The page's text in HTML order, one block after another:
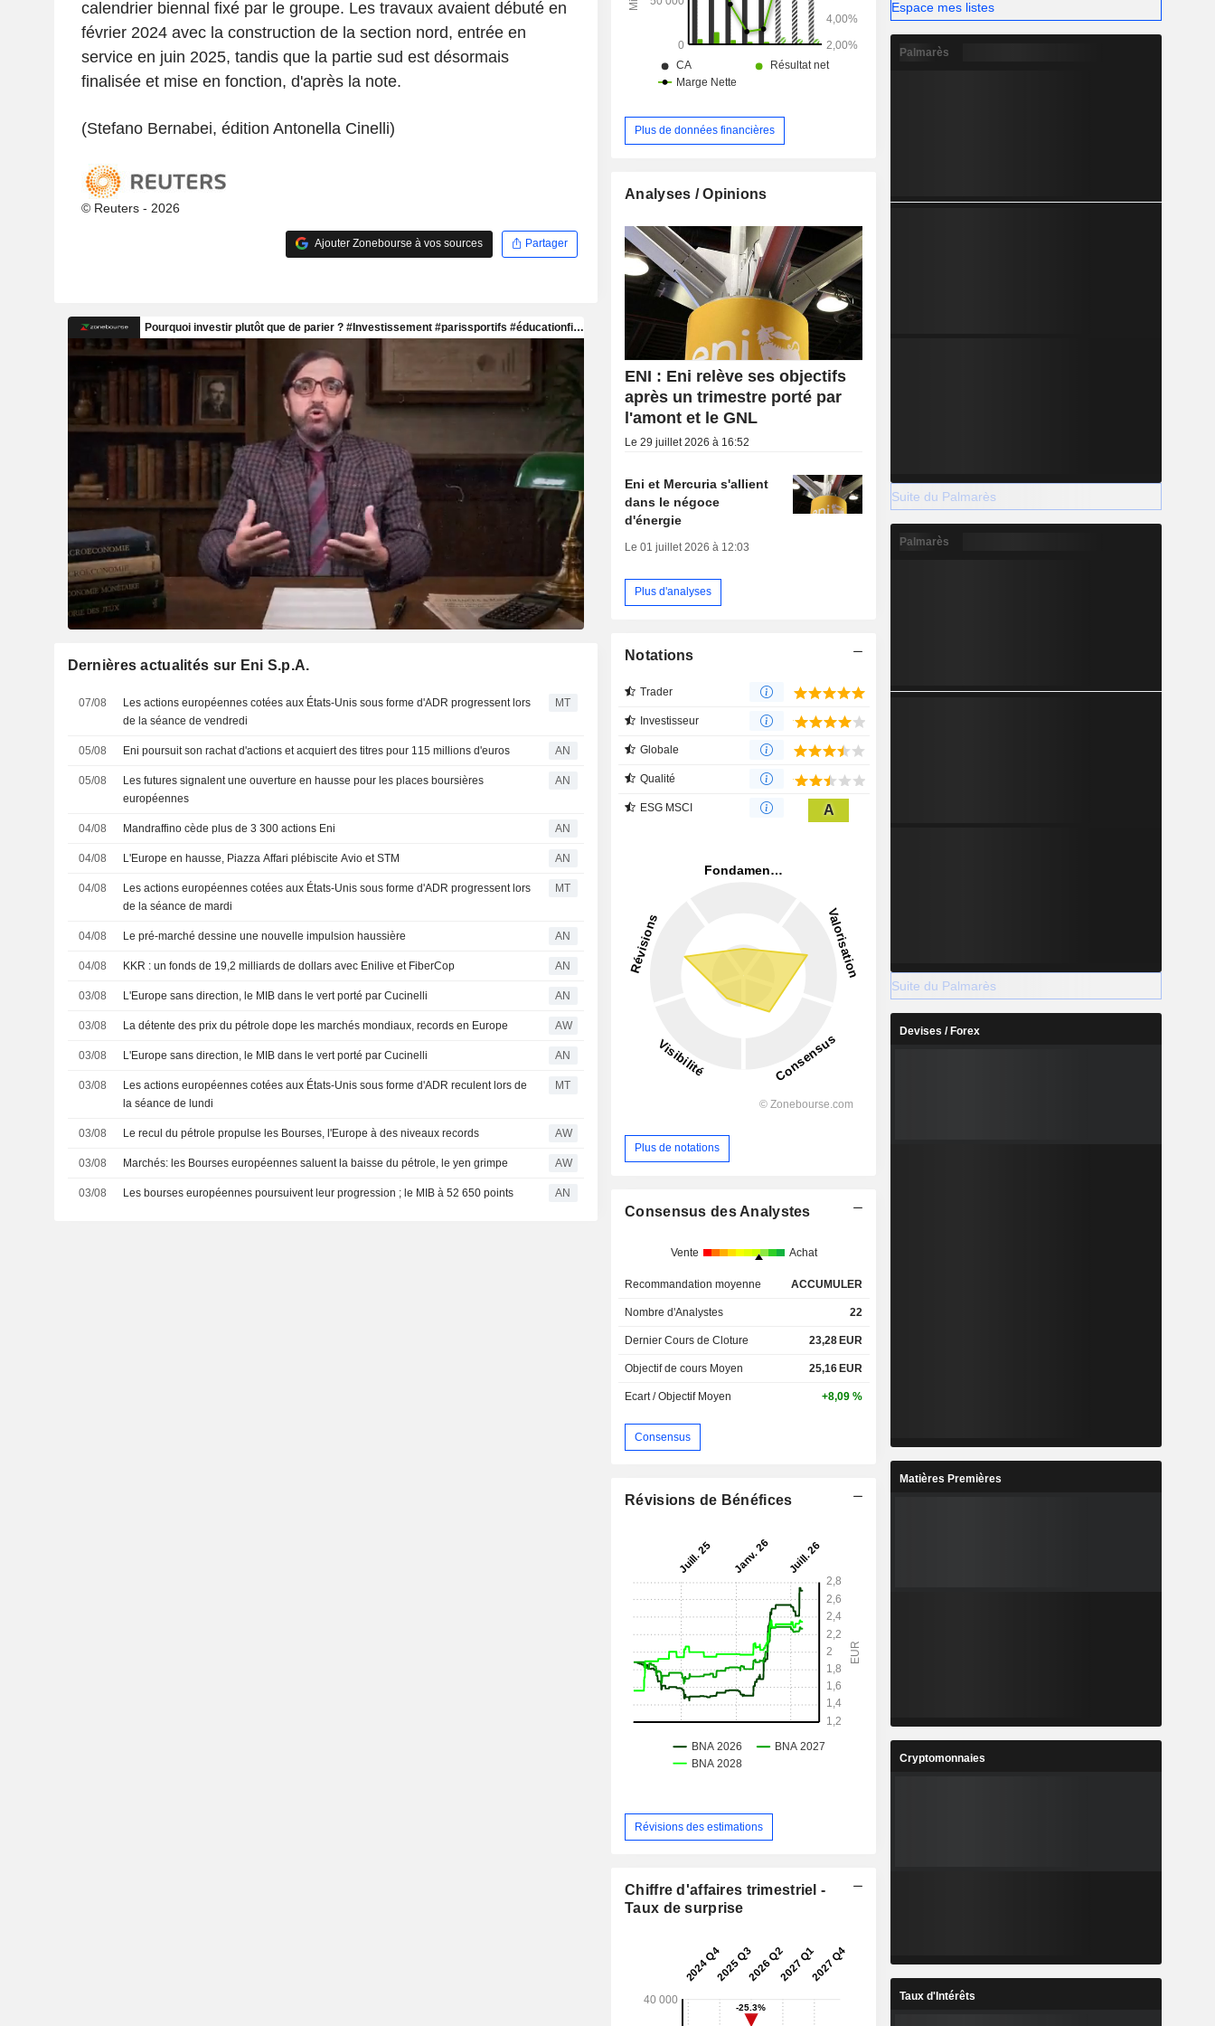
calendrier biennal fixé par le groupe. Les travaux avaient débuté en
février 2024 avec la construction de la section nord, entrée en
service en juin 2025, tandis que la partie sud est désormais
finalisée et mise en fonction, d'après la note.
(Stefano Bernabei, édition Antonella Cinelli)
© Reuters - 2026
Ajouter Zonebourse à vos sources Partager
Dernières actualités sur Eni S.p.A.
07/08
Les actions européennes cotées aux États-Unis sous forme d'ADR progressent lors
de la séance de vendredi
MT
05/08 Eni poursuit son rachat d'actions et acquiert des titres pour 115 millions d'euros AN
05/08
Les futures signalent une ouverture en hausse pour les places boursières
européennes
AN
04/08 Mandraffino cède plus de 3 300 actions Eni AN
04/08 L'Europe en hausse, Piazza Affari plébiscite Avio et STM AN
04/08
Les actions européennes cotées aux États-Unis sous forme d'ADR progressent lors
de la séance de mardi
MT
04/08 Le pré-marché dessine une nouvelle impulsion haussière AN
04/08 KKR : un fonds de 19,2 milliards de dollars avec Enilive et FiberCop AN
03/08 L'Europe sans direction, le MIB dans le vert porté par Cucinelli AN
03/08 La détente des prix du pétrole dope les marchés mondiaux, records en Europe AW
03/08 L'Europe sans direction, le MIB dans le vert porté par Cucinelli AN
03/08
Les actions européennes cotées aux États-Unis sous forme d'ADR reculent lors de
la séance de lundi
MT
03/08 Le recul du pétrole propulse les Bourses, l'Europe à des niveaux records AW
03/08 Marchés: les Bourses européennes saluent la baisse du pétrole, le yen grimpe AW
03/08 Les bourses européennes poursuivent leur progression ; le MIB à 52 650 points AN
Plus de données financières
Analyses / Opinions
ENI : Eni relève ses objectifs
après un trimestre porté par
l'amont et le GNL
Le 29 juillet 2026 à 16:52
Eni et Mercuria s'allient
dans le négoce
d'énergie
Le 01 juillet 2026 à 12:03
Plus d'analyses
Notations
Trader
Investisseur
Globale
Qualité
ESG MSCI A
Plus de notations
Consensus des Analystes
Vente Achat
Recommandation moyenne ACCUMULER
Nombre d'Analystes 22
Dernier Cours de Cloture 23,28 EUR
Objectif de cours Moyen 25,16 EUR
Ecart / Objectif Moyen +8,09 %
Consensus
Révisions de Bénéfices
Révisions des estimations
Chiffre d'affaires trimestriel -
Taux de surprise
Espace mes listes
Palmarès
Suite du Palmarès
Palmarès
Suite du Palmarès
Devises / Forex
Matières Premières
Cryptomonnaies
Taux d'Intérêts